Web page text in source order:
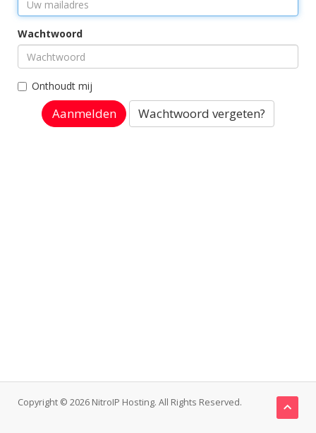
Wachtwoord
Onthoudt mij
Wachtwoord vergeten?
Copyright © 2026 NitroIP Hosting. All Rights Reserved.